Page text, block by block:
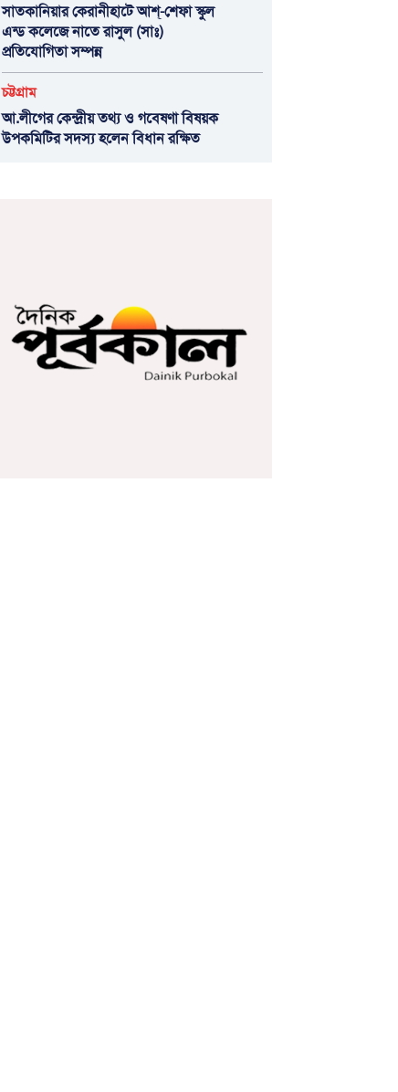
সাতকানিয়ার কেরানীহাটে আশ্-শেফা স্কুল
এন্ড কলেজে নাতে রাসুল (সাঃ)
প্রতিযোগিতা সম্পন্ন
চট্টগ্রাম
আ.লীগের কেন্দ্রীয় তথ্য ও গবেষণা বিষয়ক
উপকমিটির সদস্য হলেন বিধান রক্ষিত